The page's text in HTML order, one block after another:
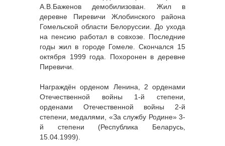
А.В.Баженов демобилизован. Жил в
деревне Пиревичи Жлобинского района
Гомельской области Белоруссии. До ухода
на пенсию работал в совхозе. Последние
годы жил в городе Гомеле. Скончался 15
октября 1999 года. Похоронен в деревне
Пиревичи.
Награждён орденом Ленина, 2 орденами
Отечественной войны 1-й степени,
орденами Отечественной войны 2-й
степени, медалями, «За службу Родине» 3-
й степени (Республика Беларусь,
15.04.1999).